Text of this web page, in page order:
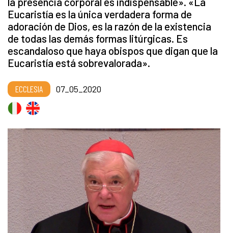
Eucaristía es la única verdadera forma de
adoración de Dios, es la razón de la existencia
de todas las demás formas litúrgicas. Es
escandaloso que haya obispos que digan que la
Eucaristía está sobrevalorada».
ECCLESIA 07_05_2020